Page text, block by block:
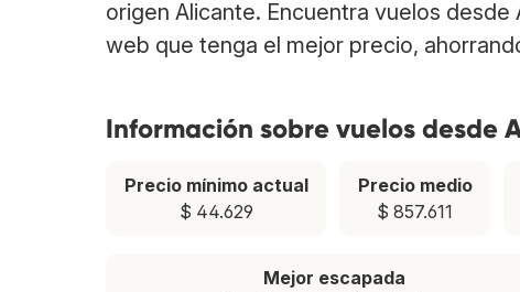
origen Alicante. Encuentra vuelos
web que tenga el mejor precio,
Información sobre vuelos desde
Precio mínimo actual
$ 44.629
Precio medio
$ 857.611
Mejor escapada